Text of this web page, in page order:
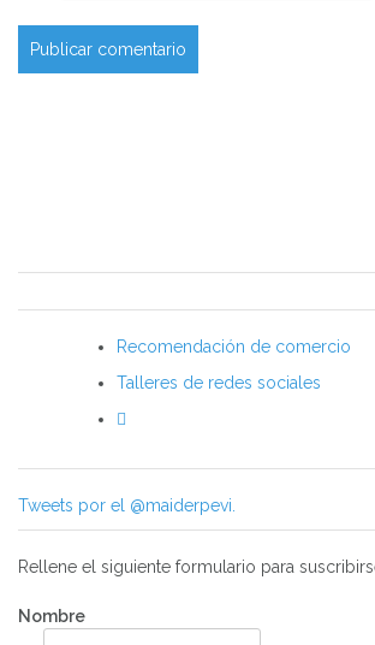
Recomendación de comercio
Talleres de redes sociales
Tweets por el @maiderpevi.
Rellene el siguiente formulario para
Nombre